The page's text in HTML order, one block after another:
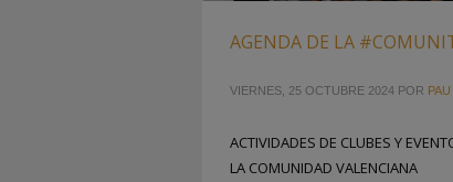
AGENDA DE LA
VIERNES, 25 OCTUBRE 2024 POR
ACTIVIDADES DE CLUBES Y
LA COMUNIDAD VALENCIANA